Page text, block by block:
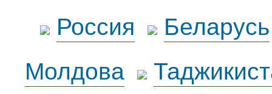
Россия
Беларусь
Молдова